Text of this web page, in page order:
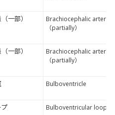
一部）
Brachiocephalic artery
（partially）
一部）
Brachiocephalic artery
（partially）
Bulboventricle
Bulboventricular loop